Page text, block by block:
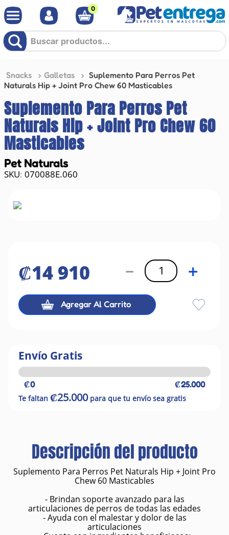
0
Buscar productos...
Snacks Galletas
Suplemento Para Perros Pet
Naturals Hip + Joint Pro Chew 60 Masticables
Suplemento Para Perros Pet
Naturals Hip + Joint Pro Chew 60
Masticables
Pet Naturals
: 070088E.060
₡14 910 ＋
－
Agregar Al Carrito
Envío Gratis
₡0 ₡25.000
Te faltan ₡25.000para que tu envío sea gratis
Descripción del producto
Suplemento Para Perros Pet Naturals Hip + Joint Pro
Chew 60 Masticables
- Brindan soporte avanzado para las
articulaciones de perros de todas las edades
- Ayuda con el malestar y dolor de las
articulaciones